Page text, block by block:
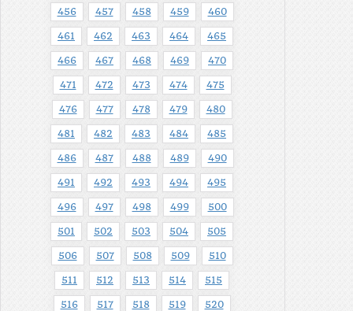
456 457 458 459 460
461 462 463 464 465
466 467 468 469 470
471 472 473 474 475
476 477 478 479 480
481 482 483 484 485
486 487 488 489 490
491 492 493 494 495
496 497 498 499 500
501 502 503 504 505
506 507 508 509 510
511 512 513 514 515
516 517 518 519 520